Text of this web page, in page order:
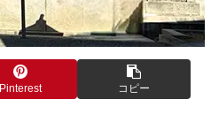
Pinterest コピー